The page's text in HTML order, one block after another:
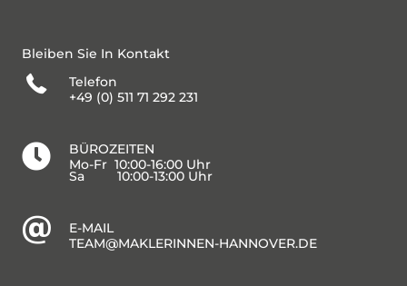
Bleiben Sie In Kontakt
Telefon
+49 (0) 511 71 292 231
BÜROZEITEN
Mo-Fr 10:00-16:00 Uhr
Sa 10:00-13:00 Uhr
E-MAIL
TEAM@MAKLERINNEN-HANNOVER.DE